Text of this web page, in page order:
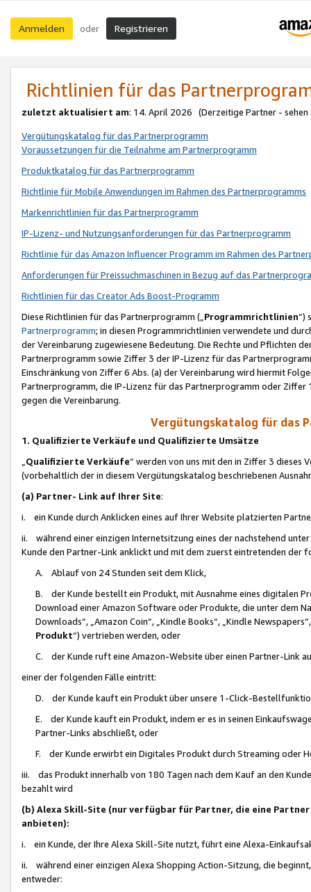
Anmelden oder Registrieren
Richtlinien für das
zuletzt aktualisiert am: 14. April 2026 (Derzeitige Partner - sehen
Vergütungskatalog für das Partnerprogramm
Voraussetzungen für die Teilnahme am Partnerprogramm
Produktkatalog für das Partnerprogramm
Richtlinie für Mobile Anwendungen im Rahmen des Partnerprogramms
Markenrichtlinien für das Partnerprogramm
IP-Lizenz- und Nutzungsanforderungen für das Partnerprogramm
Richtlinie für das Amazon Influencer Programm im Rahmen des
Anforderungen für Preissuchmaschinen in Bezug auf das
Richtlinien für das Creator Ads Boost-Programm
Diese Richtlinien für das Partnerprogramm („Programmrichtlinien“)
Partnerprogramm; in diesen Programmrichtlinien verwendete und
der Vereinbarung zugewiesene Bedeutung. Die Rechte und Pflichten
Partnerprogramm sowie Ziffer 3 der IP-Lizenz für das
Einschränkung von Ziffer 6 Abs. (a) der Vereinbarung wird hiermit
Partnerprogramm, die IP-Lizenz für das Partnerprogramm oder
gegen die Vereinbarung.
Vergütungskatalog für das
1. Qualifizierte Verkäufe und Qualifizierte Umsätze
Qualifizierte Verkäufe“ werden von uns mit den in Ziffer 3
(vorbehaltlich der in diesem Vergütungskatalog beschriebenen
(a) Partner- Link auf Ihrer Site:
i. ein Kunde durch Anklicken eines auf Ihrer Website platzierten
ii. während einer einzigen Internetsitzung eines der nachstehend
Kunde den Partner-Link anklickt und mit dem zuerst eintretenden der
A. Ablauf von 24 Stunden seit dem Klick,
B. der Kunde bestellt ein Produkt, mit Ausnahme eines digitalen
Download einer Amazon Software oder Produkte, die unter dem
Downloads“, „Amazon Coin“, „Kindle Books“, „Kindle
Produkt“) vertrieben werden, oder
C. der Kunde ruft eine Amazon-Website über einen Partner-Link
einer der folgenden Fälle eintritt:
D. der Kunde kauft ein Produkt über unsere 1-Click-
E. der Kunde kauft ein Produkt, indem er es in seinen
Partner-Links abschließt, oder
F. der Kunde erwirbt ein Digitales Produkt durch Streaming oder
iii. das Produkt innerhalb von 180 Tagen nach dem Kauf an den
bezahlt wird
(b) Alexa Skill-Site (nur verfügbar für Partner, die eine
anbieten):
i. ein Kunde, der Ihre Alexa Skill-Site nutzt, führt eine Alexa-
ii. während einer einzigen Alexa Shopping Action-Sitzung, die
entweder: